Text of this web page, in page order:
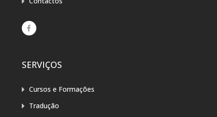
SERVIÇOS
Cursos e Formações
Tradução